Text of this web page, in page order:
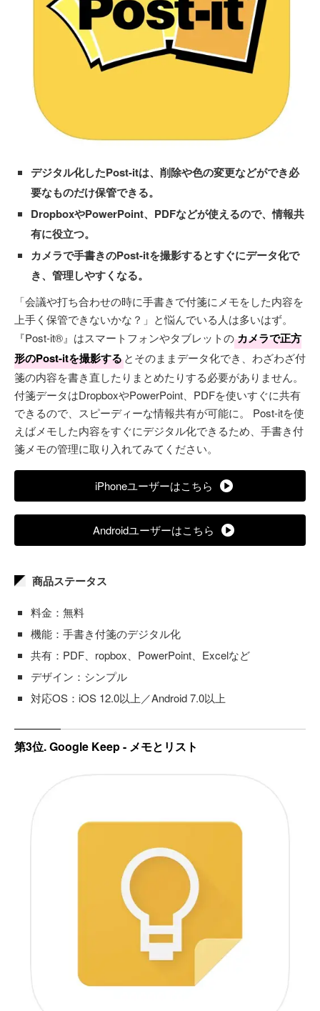
デジタル化したPost-itは、削除や色の変更などができ必
要なものだけ保管できる。
DropboxやPowerPoint、PDFなどが使えるので、情報共
有に役立つ。
カメラで手書きのPost-itを撮影するとすぐにデータ化で
き、管理しやすくなる。
「会議や打ち合わせの時に手書きで付箋にメモをした内容を
上手く保管できないかな？」と悩んでいる人は多いはず。
『Post-it®』はスマートフォンやタブレットのカメラで正方
形のPost-itを撮影するとそのままデータ化でき、わざわざ付
箋の内容を書き直したりまとめたりする必要がありません。
付箋データはDropboxやPowerPoint、PDFを使いすぐに共有
できるので、スピーディーな情報共有が可能に。 Post-itを使
えばメモした内容をすぐにデジタル化できるため、手書き付
箋メモの管理に取り入れてみてください。
iPhoneユーザーはこちら
Androidユーザーはこちら
商品ステータス
料金：無料
機能：手書き付箋のデジタル化
共有：PDF、ropbox、PowerPoint、Excelなど
デザイン：シンプル
対応OS：iOS 12.0以上／Android 7.0以上
第3位. Google Keep - メモとリスト